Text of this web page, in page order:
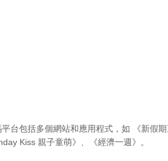
台包括多個網站和應用程式，如 《新假期
Kiss 親子童萌》 《經濟一週》 。